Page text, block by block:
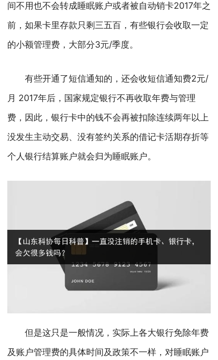
间不用也不会转成睡眠账户或者被自动销卡2017年之
前，如果卡里存款只剩三五百，有些银行会收取一定
的小额管理费，大部分3元/季度。
有些开通了短信通知的，还会收短信通知费2元/
月 2017年后，国家规定银行不再收取年费与管理
费，因此，银行卡中的钱不会再被扣除连续两年以上
没发生主动交易、没有签约关系的借记卡活期存折等
个人银行结算账户就会归为睡眠账户。
但是这只是一般情况，实际上各大银行免除年费
及账户管理费的具体时间及政策不一样，对睡眠账户